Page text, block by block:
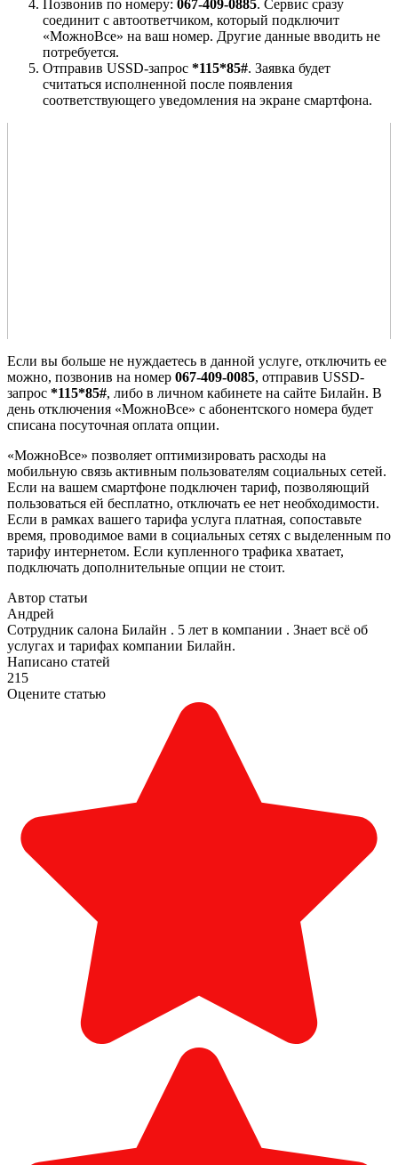
Позвонив по номеру: 067-409-0885. Сервис сразу
соединит с автоответчиком, который подключит
«МожноВсе» на ваш номер. Другие данные вводить не
потребуется.
Отправив USSD-запрос *115*85#. Заявка будет
считаться исполненной после появления
соответствующего уведомления на экране смартфона.
Если вы больше не нуждаетесь в данной услуге, отключить ее
можно, позвонив на номер 067-409-0085, отправив USSD-
запрос *115*85#, либо в личном кабинете на сайте Билайн. В
день отключения «МожноВсе» с абонентского номера будет
списана посуточная оплата опции.
«МожноВсе» позволяет оптимизировать расходы на
мобильную связь активным пользователям социальных сетей.
Если на вашем смартфоне подключен тариф, позволяющий
пользоваться ей бесплатно, отключать ее нет необходимости.
Если в рамках вашего тарифа услуга платная, сопоставьте
время, проводимое вами в социальных сетях с выделенным по
тарифу интернетом. Если купленного трафика хватает,
подключать дополнительные опции не стоит.
Автор статьи
Андрей
Сотрудник салона Билайн . 5 лет в компании . Знает всё об
услугах и тарифах компании Билайн.
Написано статей
215
Оцените статью